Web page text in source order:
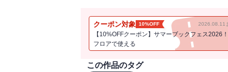
クーポン対象 10%OFF 2026.08.11
【10%OFFクーポン】サマーブックフェス2026
フロアで使える
この作品のタグ